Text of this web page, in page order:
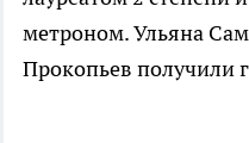
метроном. Ульяна
Прокопьев получили